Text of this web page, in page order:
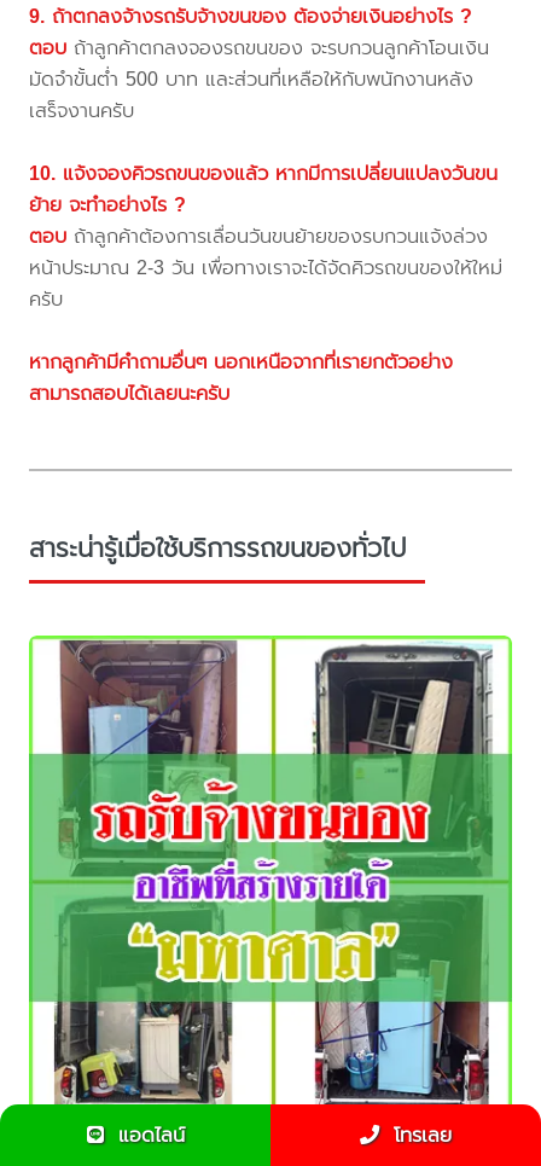
9. ถ้าตกลงจ้างรถรับจ้างขนของ ต้องจ่ายเงินอย่างไร ?
ตอบ ถ้าลูกค้าตกลงจองรถขนของ จะรบกวนลูกค้าโอนเงิน
มัดจำขั้นต่ำ 500 บาท และส่วนที่เหลือให้กับพนักงานหลัง
เสร็จงานครับ
10. แจ้งจองคิวรถขนของแล้ว หากมีการเปลี่ยนแปลงวันขน
ย้าย จะทำอย่างไร ?
ตอบ ถ้าลูกค้าต้องการเลื่อนวันขนย้ายของรบกวนแจ้งล่วง
หน้าประมาณ 2-3 วัน เพื่อทางเราจะได้จัดคิวรถขนของให้ใหม่
ครับ
หากลูกค้ามีคำถามอื่นๆ นอกเหนือจากที่เรายกตัวอย่าง
สามารถสอบได้เลยนะครับ
สาระน่ารู้เมื่อใช้บริการรถขนของทั่วไป
แอดไลน์ โทรเลย